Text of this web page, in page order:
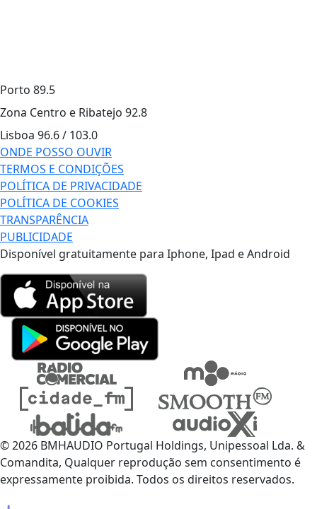
Porto 89.5
Zona Centro e Ribatejo 92.8
Lisboa 96.6 / 103.0
ONDE POSSO OUVIR
TERMOS E CONDIÇÕES
POLÍTICA DE PRIVACIDADE
POLÍTICA DE COOKIES
TRANSPARÊNCIA
PUBLICIDADE
Disponível gratuitamente para Iphone, Ipad e Android
© 2026 BMHAUDIO Portugal Holdings, Unipessoal Lda. &
Comandita, Qualquer reprodução sem consentimento é
expressamente proibida. Todos os direitos reservados.